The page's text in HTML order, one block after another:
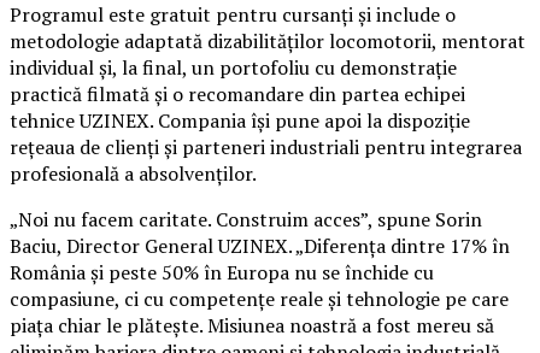
Programul este gratuit pentru cursanți și include o
metodologie adaptată dizabilităților locomotorii, mentorat
individual și, la final, un portofoliu cu demonstrație
practică filmată și o recomandare din partea echipei
tehnice UZINEX. Compania își pune apoi la dispoziție
rețeaua de clienți și parteneri industriali pentru integrarea
profesională a absolvenților.
„Noi nu facem caritate. Construim acces”, spune Sorin
Baciu, Director General UZINEX. „Diferența dintre 17% în
România și peste 50% în Europa nu se închide cu
compasiune, ci cu competențe reale și tehnologie pe care
piața chiar le plătește. Misiunea noastră a fost mereu să